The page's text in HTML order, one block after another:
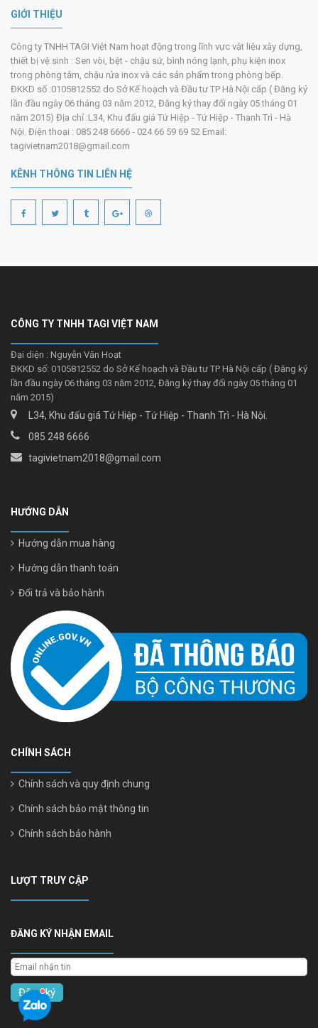
GIỚI THIỆU
Công ty TNHH TAGI Việt Nam hoạt động trong lĩnh vực vật liệu xây dựng,
thiết bị vệ sinh : Sen vòi, bệt - chậu sứ, bình nóng lạnh, phụ kiện inox
trong phòng tắm, chậu rửa inox và các sản phẩm trong phòng bếp.
ĐKKD số :0105812552 do Sở Kế hoạch và Đầu tư TP Hà Nội cấp ( Đăng ký
lần đầu ngày 06 tháng 03 năm 2012, Đăng ký thay đổi ngày 05 tháng 01
năm 2015) Địa chỉ :L34, Khu đấu giá Tứ Hiệp - Tứ Hiệp - Thanh Trì - Hà
Nội. Điện thoại : 085 248 6666 - 024 66 59 69 52 Email:
tagivietnam2018@gmail.com
KÊNH THÔNG TIN LIÊN HỆ
CÔNG TY TNHH TAGI VIỆT NAM
Đại diện : Nguyễn Văn Hoạt
ĐKKD số: 0105812552 do Sở Kế hoạch và Đầu tư TP Hà Nội cấp ( Đăng ký
lần đầu ngày 06 tháng 03 năm 2012, Đăng ký thay đổi ngày 05 tháng 01
năm 2015)
L34, Khu đấu giá Tứ Hiệp - Tứ Hiệp - Thanh Trì - Hà Nội.
085 248 6666
tagivietnam2018@gmail.com
HƯỚNG DẪN
Hướng dẫn mua hàng
Hướng dẫn thanh toán
Đổi trả và bảo hành
CHÍNH SÁCH
Chính sách và quy định chung
Chính sách bảo mật thông tin
Chính sách bảo hành
LƯỢT TRUY CẬP
ĐĂNG KÝ NHẬN EMAIL
Đăng ký